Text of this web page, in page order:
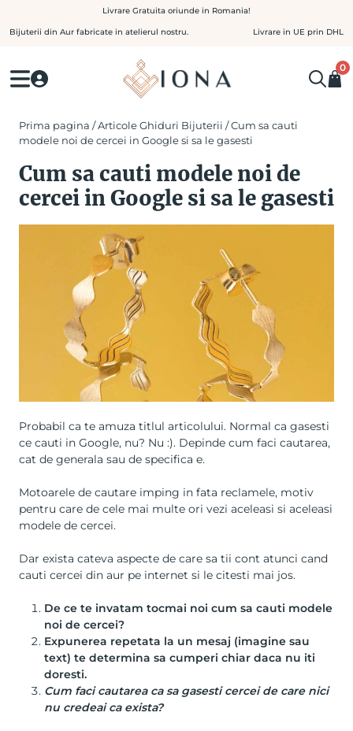
to
Livrare Gratuita oriunde in Romania!
Bijuterii din Aur fabricate in atelierul nostru. Livrare in UE prin DHL
0
Prima pagina /Articole Ghiduri Bijuterii / Cum sa cauti
modele noi de cercei in Google si sa le gasesti
Cum sa cauti modele noi de
cercei in Google si sa le gasesti
Probabil ca te amuza titlul articolului. Normal ca gasesti
ce cauti in Google, nu? Nu :). Depinde cum faci cautarea,
cat de generala sau de specifica e.
Motoarele de cautare imping in fata reclamele, motiv
pentru care de cele mai multe ori vezi aceleasi si aceleasi
modele de cercei.
Dar exista cateva aspecte de care sa tii cont atunci cand
cauti cercei din aur pe internet si le citesti mai jos.
De ce te invatam tocmai noi cum sa cauti modele
noi de cercei?
Expunerea repetata la un mesaj (imagine sau
text) te determina sa cumperi chiar daca nu iti
doresti.
Cum faci cautarea ca sa gasesti cercei de care nici
nu credeai ca exista?